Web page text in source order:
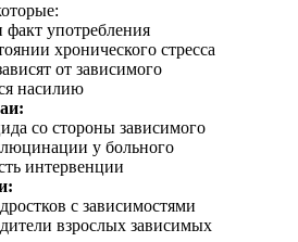
употребления
хронического стресса
от зависимого
насилию
со стороны зависимого
у больного
интервенции
с зависимостями
взрослых зависимых